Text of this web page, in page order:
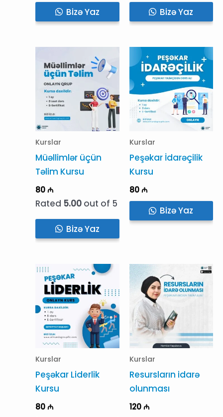
Bizə Yaz Bizə Yaz
Kurslar
Müəllimlər üçün
Təlim Kursu
80₼
Rated 5.00 out of 5
Bizə Yaz
Kurslar
Peşəkar İdarəçilik
Kursu
80₼
Bizə Yaz
Kurslar
Peşəkar Liderlik
Kursu
80₼
Kurslar
Resursların idarə
olunması
120₼